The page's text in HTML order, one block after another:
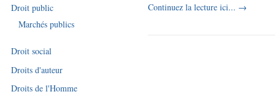
Continuez la lecture ici... →
Droit public
Marchés publics
Droit social
Droits d'auteur
Droits de l'Homme